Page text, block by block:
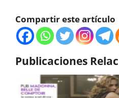
Compartir este artículo
Publicaciones